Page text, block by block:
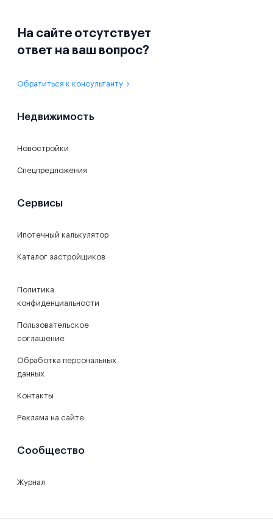
На сайте отсутствует
ответ на ваш вопрос?
Обратиться к консультанту
Недвижимость
Новостройки
Спецпредложения
Сервисы
Ипотечный калькулятор
Каталог застройщиков
Политика
конфиденциальности
Пользовательское
соглашение
Обработка персональных
данных
Контакты
Реклама на сайте
Сообщество
Журнал